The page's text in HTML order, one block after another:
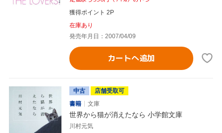
獲得ポイント 2P
在庫あり
発売年月日：2007/04/09
カートへ追加
中古
店舗受取可
書籍
文庫
世界から猫が消えたなら 小学館文庫
川村元気